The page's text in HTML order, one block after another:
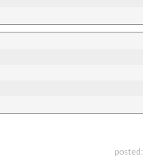
posted: